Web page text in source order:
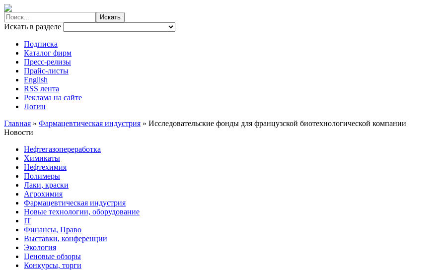
Искать в разделе
Подписка
Каталог фирм
Пресс-релизы
Прайс-листы
English
RSS лента
Реклама на сайте
Логин
Главная » Фармацевтическая индустрия » Исследовательские фонды для французской биотехнологической компании
Новости
Нефтегазопереработка
Химикаты
Нефтехимия
Полимеры
Лаки, краски
Агрохимия
Фармацевтическая индустрия
Новые технологии, оборудование
IT
Финансы, Право
Выставки, конференции
Экология
Ценовые обзоры
Конкурсы, торги